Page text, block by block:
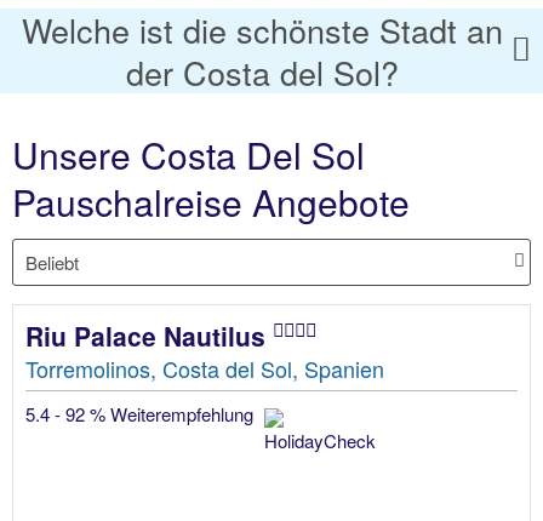
Welche ist die schönste Stadt an
der Costa del Sol?
Unsere Costa Del Sol
Pauschalreise Angebote
Riu Palace Nautilus
Torremolinos, Costa del Sol, Spanien
5.4 - 92 % Weiterempfehlung